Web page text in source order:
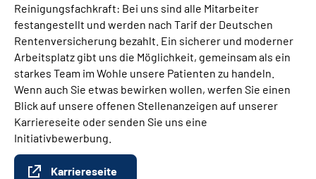
Reinigungsfachkraft: Bei uns sind alle Mitarbeiter
festangestellt und werden nach Tarif der Deutschen
Rentenversicherung bezahlt. Ein sicherer und moderner
Arbeitsplatz gibt uns die Möglichkeit, gemeinsam als ein
starkes Team im Wohle unsere Patienten zu handeln.
Wenn auch Sie etwas bewirken wollen, werfen Sie einen
Blick auf unsere offenen Stellenanzeigen auf unserer
Karriereseite oder senden Sie uns eine
Initiativbewerbung.
Karriereseite